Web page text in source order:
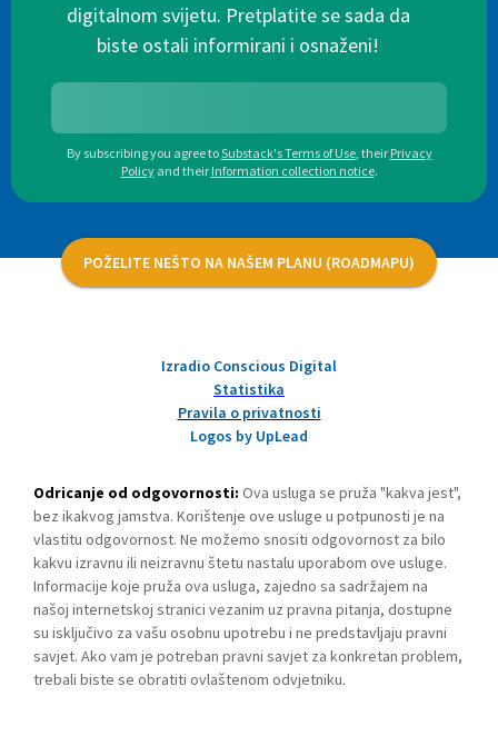
digitalnom svijetu. Pretplatite se sada da
biste ostali informirani i osnaženi!
By subscribing you agree toSubstack's Terms of Use, their Privacy
Policy and their Information collection notice.
POŽELITE NEŠTO NA NAŠEM PLANU (ROADMAPU)
Izradio Conscious Digital
Statistika
Pravila o privatnosti
Logos by UpLead
Odricanje od odgovornosti: Ova usluga se pruža "kakva jest",
bez ikakvog jamstva. Korištenje ove usluge u potpunosti je na
vlastitu odgovornost. Ne možemo snositi odgovornost za bilo
kakvu izravnu ili neizravnu štetu nastalu uporabom ove usluge.
Informacije koje pruža ova usluga, zajedno sa sadržajem na
našoj internetskoj stranici vezanim uz pravna pitanja, dostupne
su isključivo za vašu osobnu upotrebu i ne predstavljaju pravni
savjet. Ako vam je potreban pravni savjet za konkretan problem,
trebali biste se obratiti ovlaštenom odvjetniku.